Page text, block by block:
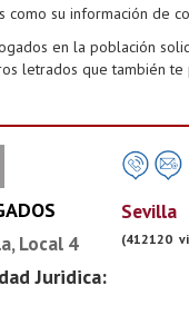
como su información de
en la población
letrados que también te
Local 4
Juridica:
Sevilla
(412120